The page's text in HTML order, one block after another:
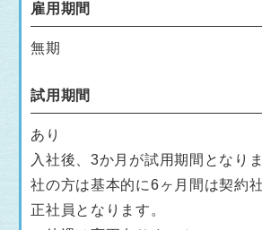
雇用期間
無期
試用期間
あり
入社後、3か月が試用期間となり
社の方は基本的に6ヶ月間は契約
正社員となります。